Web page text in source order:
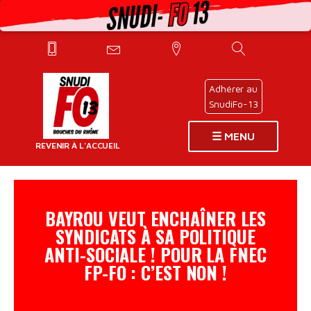
REVENIR À L'ACCUEIL
Adhérer au
SnudiFo-13
☰ MENU
PAGES
PRINCIPALES
BAYROU VEUT ENCHAÎNER LES
SYNDICATS À SA POLITIQUE
ANTI-SOCIALE ! POUR LA FNEC
FP-FO : C’EST NON !